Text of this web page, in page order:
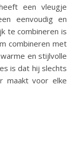
een vleugje
eenvoudig en
te combineren is
combineren met
en stijlvolle
is dat hij slechts
maakt voor elke